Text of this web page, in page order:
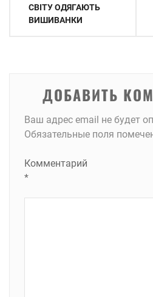
СВІТУ ОДЯГАЮТЬ
ВИШИВАНКИ
ДОБАВИТЬ
Ваш адрес email не будет
Обязательные поля
Комментарий
*